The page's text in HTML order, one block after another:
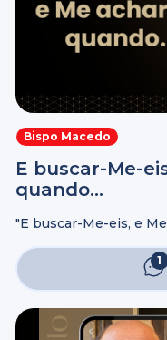
Bispo Macedo
E buscar-Me-
quando…
"E buscar-Me-eis, e
1